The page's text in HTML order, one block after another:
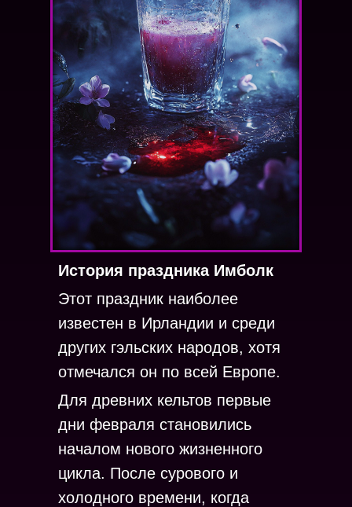
Этот праздник наиболее
известен в Ирландии и среди
других гэльских народов, хотя
отмечался он по всей Европе.
Для древних кельтов первые
дни февраля становились
началом нового жизненного
цикла. После сурового и
холодного времени, когда
История праздника Имболк